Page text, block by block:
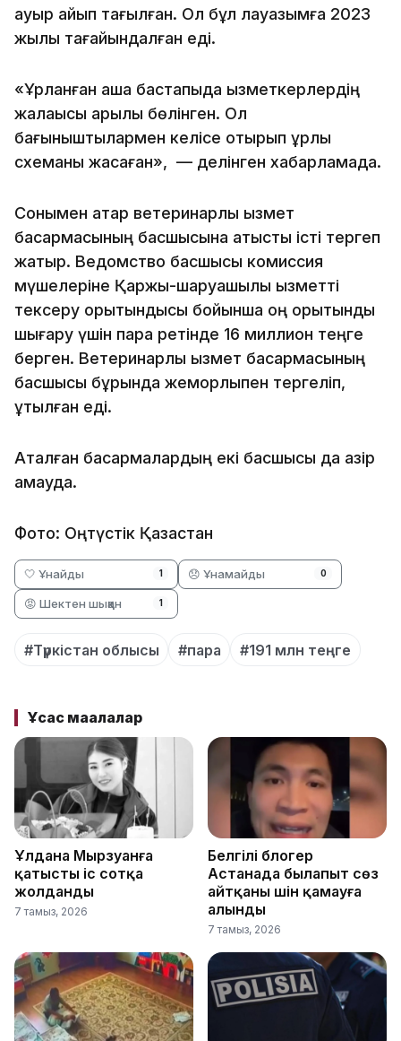
ауыр айып тағылған. Ол бұл лауазымға 2023
жылы тағайындалған еді.
«Ұрланған ақша бастапқыда қызметкерлердің
жалақысы арқылы бөлінген. Ол
бағыныштылармен келісе отырып ұрлық
схеманы жасаған», — делінген хабарламада.
Сонымен қатар ветеринарлық қызмет
басқармасының басшысына қатысты істі тергеп
жатыр. Ведомство басшысы комиссия
мүшелеріне Қаржы-шаруашылық қызметті
тексеру қорытындысы бойынша оң қорытынды
шығару үшін пара ретінде 16 миллион теңге
берген. Ветеринарлық қызмет басқармасының
басшысы бұрында жемқорлықпен тергеліп,
құтылған еді.
Аталған басқармалардың екі басшысы да қазір
қамауда.
Фото: Оңтүстік Қазақстан
🤍 Ұнайды 1 😞 Ұнамайды 0
😡 Шектен шыққан 1
#Түркістан облысы #пара #191 млн теңге
Ұқсас мақалалар
Ұлдана Мырзуанға
қатысты іс сотқа
жолданды
7 тамыз, 2026
Белгілі блогер
Астанада былапыт сөз
айтқаны үшін қамауға
алынды
7 тамыз, 2026